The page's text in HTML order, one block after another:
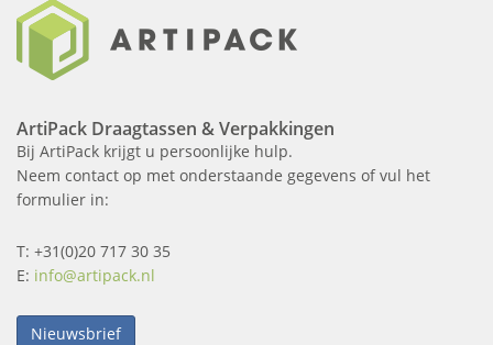
ArtiPack Draagtassen & Verpakkingen
Bij ArtiPack krijgt u persoonlijke hulp.
Neem contact op met onderstaande gegevens of vul het
formulier in:
T: +31(0)20 717 30 35
E: info@artipack.nl
Nieuwsbrief